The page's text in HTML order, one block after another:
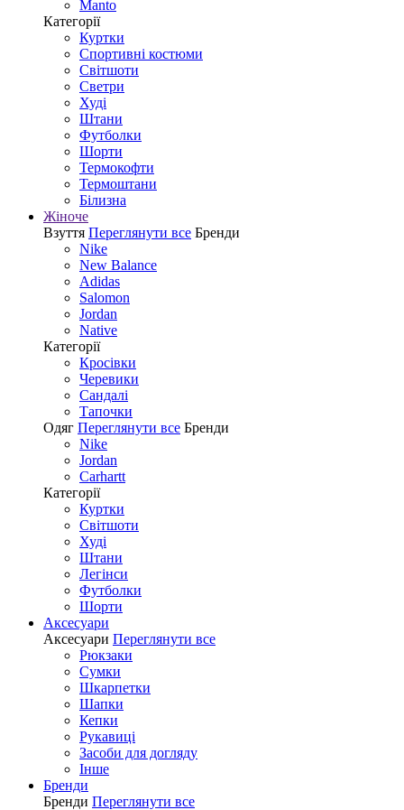
Manto
Категорії
Куртки
Спортивні костюми
Світшоти
Светри
Худі
Штани
Футболки
Шорти
Термокофти
Термоштани
Білизна
Жіноче
Взуття Переглянути все Бренди
Nike
New Balance
Adidas
Salomon
Jordan
Native
Категорії
Кросівки
Черевики
Сандалі
Tапочки
Одяг Переглянути все Бренди
Nike
Jordan
Carhartt
Категорії
Куртки
Світшоти
Худі
Штани
Легінси
Футболки
Шорти
Аксесуари
Аксесуари Переглянути все
Рюкзаки
Сумки
Шкарпетки
Шапки
Кепки
Рукавиці
Засоби для догляду
Інше
Бренди
Бренди Переглянути все